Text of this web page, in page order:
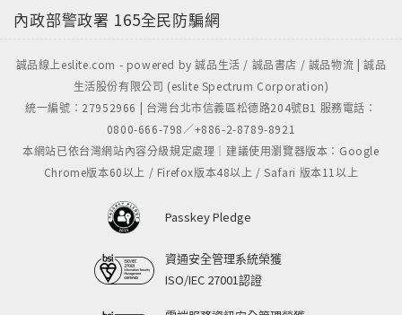
內政部警政署 165全民防騙網
誠品線上eslite.com - powered by 誠品生活 / 誠品書店 / 誠品物流 | 誠品
生活股份有限公司 (eslite Spectrum Corporation)
統一編號：27952966 | 台灣台北市信義區松德路204號B1 服務電話：
0800-666-798／+886-2-8789-8921
本網站已依台灣網站內容分級規定處理｜建議使用瀏覽器版本：Google
Chrome版本60以上 / Firefox版本48以上 / Safari 版本11以上
Passkey Pledge
資通安全管理系統榮獲
ISO/IEC 27001認證